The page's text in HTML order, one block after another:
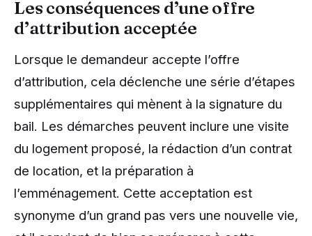
Les conséquences d’une offre
d’attribution acceptée
Lorsque le demandeur accepte l’offre
d’attribution, cela déclenche une série d’étapes
supplémentaires qui mènent à la signature du
bail. Les démarches peuvent inclure une visite
du logement proposé, la rédaction d’un contrat
de location, et la préparation à
l’emménagement. Cette acceptation est
synonyme d’un grand pas vers une nouvelle vie,